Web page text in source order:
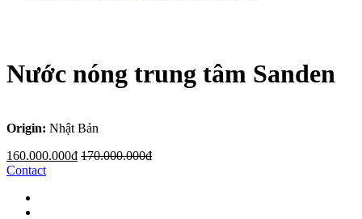
Nước nóng trung tâm Sanden
Origin: Nhật Bản
160.000.000đ 170.000.000đ
Contact